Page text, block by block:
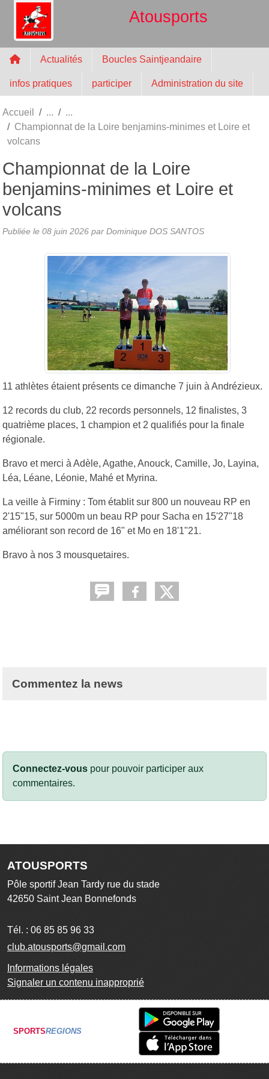
Atousports
Actualités Boucles Saintjeandaire
infos pratiques participer Administration du site
Accueil
Championnat de la Loire benjamins-minimes et Loire et
volcans
Championnat de la Loire
benjamins-minimes et Loire et
volcans
Publiée le 08 juin 2026 par Dominique DOS SANTOS
11 athlètes étaient présents ce dimanche 7 juin à Andrézieux.
12 records du club, 22 records personnels, 12 finalistes, 3
quatrième places, 1 champion et 2 qualifiés pour la finale
régionale.
Bravo et merci à Adèle, Agathe, Anouck, Camille, Jo, Layina,
Léa, Léane, Léonie, Mahé et Myrina.
La veille à Firminy : Tom établit sur 800 un nouveau RP en
2'15"15, sur 5000m un beau RP pour Sacha en 15'27"18
améliorant son record de 16" et Mo en 18'1"21.
Bravo à nos 3 mousquetaires.
Commentez la news
Connectez-vous pour pouvoir participer aux
commentaires.
ATOUSPORTS
Pôle sportif Jean Tardy rue du stade
42650 Saint Jean Bonnefonds
Tél. : 06 85 85 96 33
club.atousports@gmail.com
Informations légales
Signaler un contenu inapproprié
SPORTSREGIONS
Panneau de gestion des cookies